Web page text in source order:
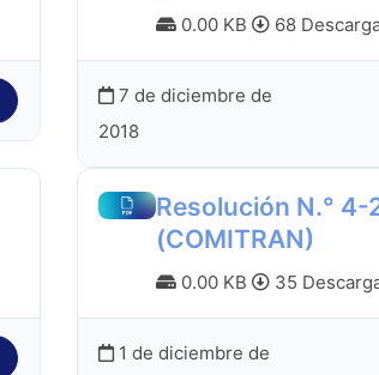
0.00 KB 68
7 de diciembre de
2018
Resolución N.° 4-
(COMITRAN)
0.00 KB 35
1 de diciembre de